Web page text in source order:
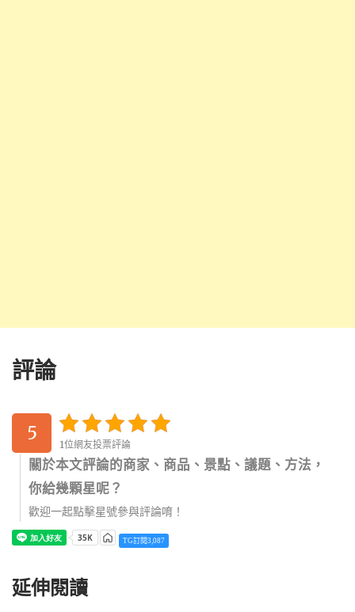
評論
5
1位網友投票評論
關於本文評論的商家、商品、景點、議題、方法，
你給幾顆星呢？
歡迎一起點擊星號參與評論唷！
TG訂閱3,087
延伸閱讀